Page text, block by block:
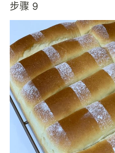
步骤 9